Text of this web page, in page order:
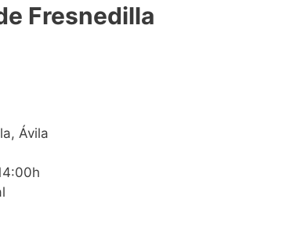
Fresnedilla
Ávila